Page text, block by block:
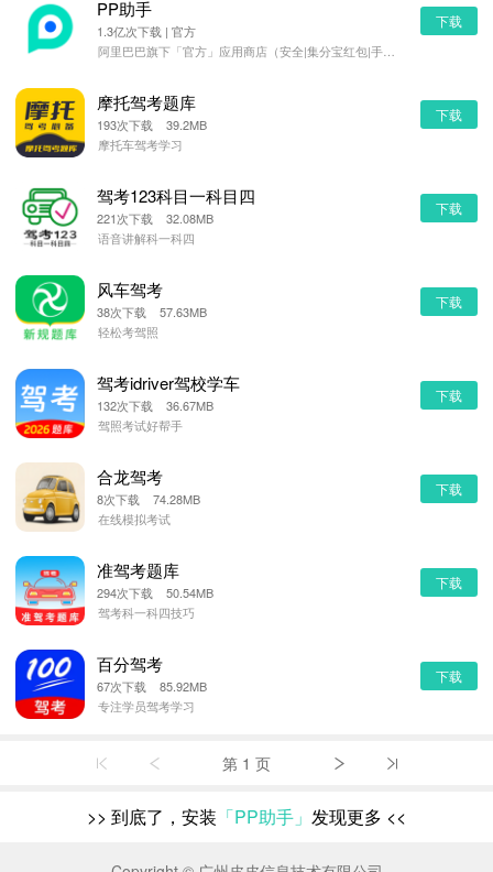
PP助手
1.3亿次下载 | 官方
下载
摩托驾考题库
193次下载 39.2MB
摩托车驾考学习
下载
驾考123科目一科目四
221次下载 32.08MB
语音讲解科一科四
下载
风车驾考
38次下载 57.63MB
轻松考驾照
下载
驾考idriver驾校学车
132次下载 36.67MB
驾照考试好帮手
下载
合龙驾考
8次下载 74.28MB
在线模拟考试
下载
准驾考题库
294次下载 50.54MB
驾考科一科四技巧
下载
百分驾考
67次下载 85.92MB
专注学员驾考学习
下载
第 1 页
>> 到底了，安装 「PP助手」 发现更多 <<